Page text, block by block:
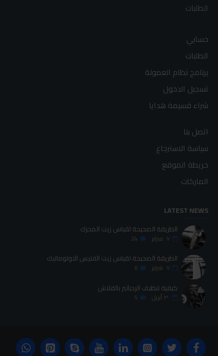
الطلبات
حسابي
الطلبات
برنامج نظام العمولة
تسجيل الدخول
شراء قسيمة هدايا
اتصل بنا
سياسة الاسترجاع
خريطة الموقع
الماركات
LATEST NEWS
الطريقة الصحيحة لقياس زيت المحرك
٠٧ فبراير 24
الطريقة الصحيحة لقياس زيت الفتيس الاوتوماتيك
٠٧ فبراير 6
كيفية تنظيف الردياتير بالفلاش
٣٠ أبريل 5